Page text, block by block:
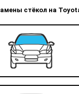
стёкол на